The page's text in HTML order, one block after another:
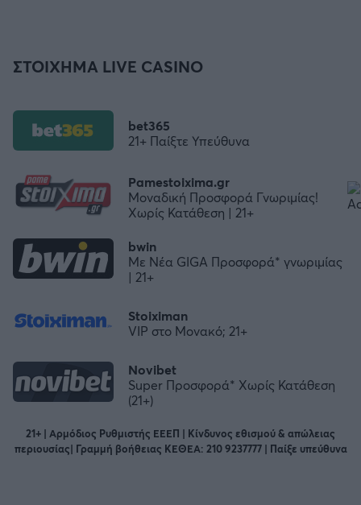
ΣΤΟΙΧΗΜΑ LIVE CASINO
bwin
Με Νέα GIGA Προσφορά* γνωριμίας
| 21+
Stoiximan
VIP στο Μονακό; 21+
Novibet
Super Προσφορά* Χωρίς Κατάθεση
(21+)
Pamestoixima.gr
Μοναδική Προσφορά Γνωριμίας!
Χωρίς Κατάθεση | 21+
bet365
21+ Παίξτε Υπεύθυνα
21+ | Αρμόδιος Ρυθμιστής ΕΕΕΠ | Κίνδυνος εθισμού & απώλειας
περιουσίας| Γραμμή βοήθειας ΚΕΘΕΑ: 210 9237777 | Παίξε υπεύθυνα